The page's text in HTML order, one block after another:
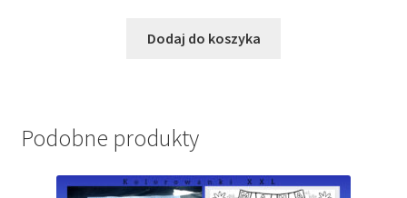
15,00 zł.
Dodaj do koszyka
Podobne produkty